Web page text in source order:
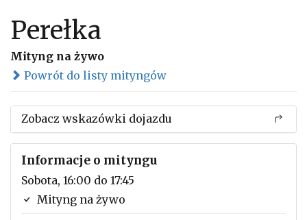
Perełka
Mityng na żywo
Powrót do listy mityngów
Zobacz wskazówki dojazdu
Informacje o mityngu
Sobota, 16:00 do 17:45
Mityng na żywo